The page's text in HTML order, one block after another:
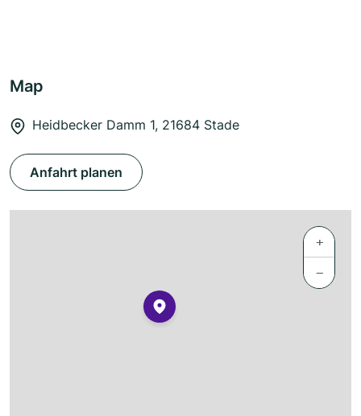
Map
Heidbecker Damm 1, 21684 Stade
Anfahrt planen
+
−